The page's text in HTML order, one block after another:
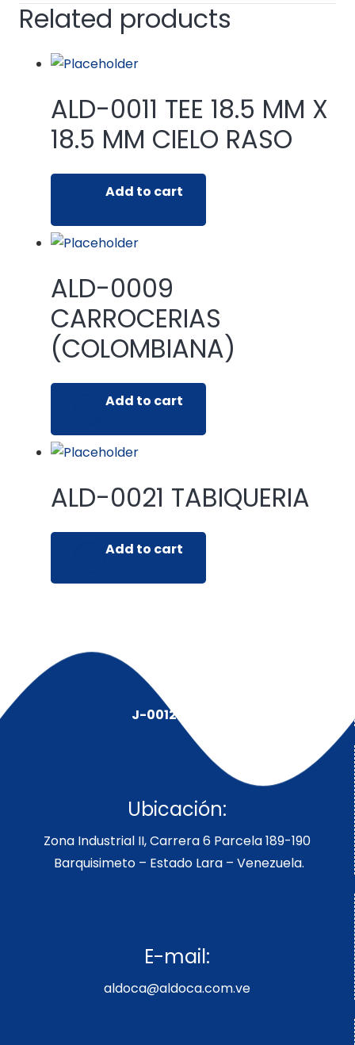
Related products
ALD-0011 TEE 18.5 MM X
18.5 MM CIELO RASO
Add to cart
ALD-0009
CARROCERIAS
(COLOMBIANA)
Add to cart
ALD-0021 TABIQUERIA
Add to cart
J-00128491-5
Ubicación:
Zona Industrial II, Carrera 6 Parcela 189-190
Barquisimeto – Estado Lara – Venezuela.
E-mail:
aldoca@aldoca.com.ve